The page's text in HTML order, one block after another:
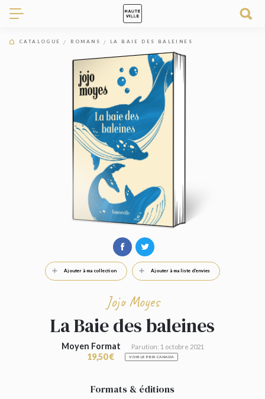
CATALOGUE ROMANS LA BAIE DES BALEINES
Ajouter à ma collection Ajouter à ma liste d'envies
Jojo Moyes
La Baie des baleines
Moyen Format Parution: 1 octobre 2021
19,50 € VOIR LE PRIX CANADA
Formats & éditions